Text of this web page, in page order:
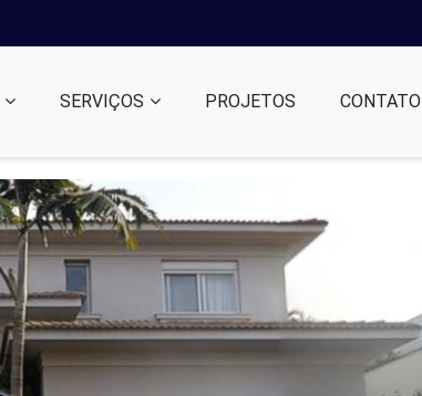
SERVIÇOS PROJETOS CONTATO